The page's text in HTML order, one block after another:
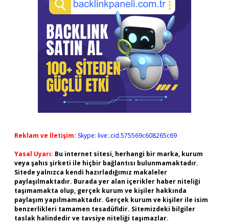
Reklam ve İletişim: Skype: live:.cid.575569c608265c69
Yasal Uyarı: Bu internet sitesi, herhangi bir marka, kurum
veya şahıs şirketi ile hiçbir bağlantısı bulunmamaktadır.
Sitede yalnızca kendi hazırladığımız makaleler
paylaşılmaktadır. Burada yer alan içerikler haber niteliği
taşımamakta olup, gerçek kurum ve kişiler hakkında
paylaşım yapılmamaktadır. Gerçek kurum ve kişiler ile isim
benzerlikleri tamamen tesadüfidir. Sitemizdeki bilgiler
taslak halindedir ve tavsiye niteliği taşımazlar.